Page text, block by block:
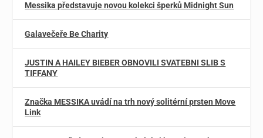
Messika představuje novou kolekci šperků Midnight Sun
Galavečeře Be Charity
JUSTIN A HAILEY BIEBER OBNOVILI SVATEBNI SLIB S
TIFFANY
Značka MESSIKA uvádí na trh nový solitérní prsten Move
Link